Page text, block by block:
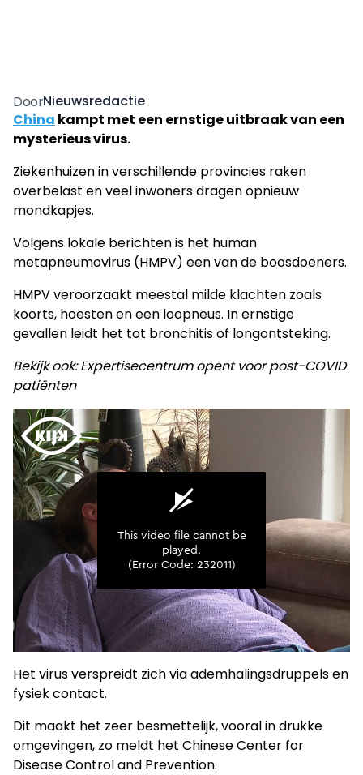
DoorNieuwsredactie
China kampt met een ernstige uitbraak van een
mysterieus virus.
Ziekenhuizen in verschillende provincies raken
overbelast en veel inwoners dragen opnieuw
mondkapjes.
Volgens lokale berichten is het human
metapneumovirus (HMPV) een van de boosdoeners.
HMPV veroorzaakt meestal milde klachten zoals
koorts, hoesten en een loopneus. In ernstige
gevallen leidt het tot bronchitis of longontsteking.
Bekijk ook: Expertisecentrum opent voor post-COVID
patiënten
Het virus verspreidt zich via ademhalingsdruppels en
fysiek contact.
Dit maakt het zeer besmettelijk, vooral in drukke
omgevingen, zo meldt het Chinese Center for
Disease Control and Prevention.